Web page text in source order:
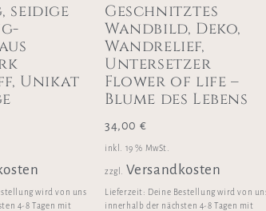
seidige
Unikat
wird von uns
4-8 Tagen mit
Geschnitztes
Wandbild, Deko,
Wandrelief,
Untersetzer
Flower of life –
Blume des Lebens
34,00 €
inkl. 19 % MwSt.
zzgl. Versandkosten
Lieferzeit: Deine Bestellung wird von
innerhalb der nächsten 4-8 Tagen mit